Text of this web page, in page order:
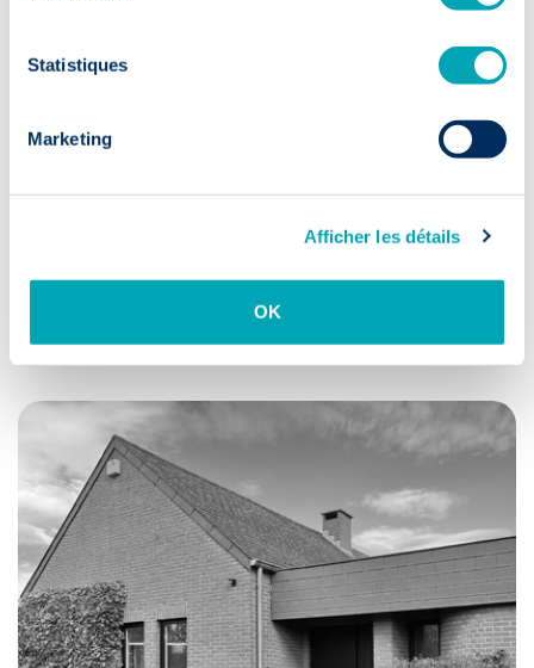
Statistiques
Marketing
Afficher les détails
OK